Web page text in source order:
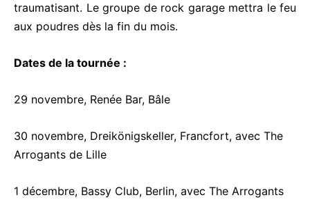
traumatisant. Le groupe de rock garage mettra le feu
aux poudres dès la fin du mois.
Dates de la tournée :
29 novembre, Renée Bar, Bâle
30 novembre, Dreikönigskeller, Francfort, avec The
Arrogants de Lille
1 décembre, Bassy Club, Berlin, avec The Arrogants